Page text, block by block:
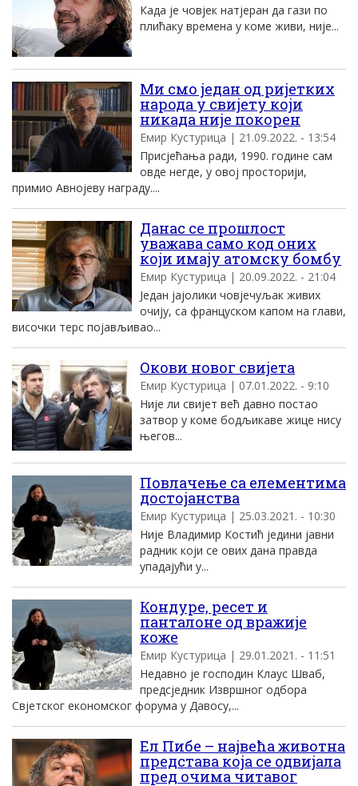
Када је човјек натјеран да гази по
плићаку времена у коме живи, није...
Ми смо један од ријетких
народа у свијету који
никада није покорен
Емир Кустурица | 21.09.2022. - 13:54
Присјећања ради, 1990. године сам
овде негде, у овој просторији,
примио Авнојеву награду....
Данас се прошлост
уважава само код оних
који имају атомску бомбу
Емир Кустурица | 20.09.2022. - 21:04
Један јајолики човјечуљак живих
очију, са француском капом на глави,
височки терс појављивао...
Окови новог свијета
Емир Кустурица | 07.01.2022. - 9:10
Није ли свијет већ давно постао
затвор у коме бодљикаве жице нису
његов...
Повлачење са елементима
достојанства
Емир Кустурица | 25.03.2021. - 10:30
Није Владимир Костић једини јавни
радник који се ових дана правда
упадајући у...
Кондуре, ресет и
панталоне од вражије
коже
Емир Кустурица | 29.01.2021. - 11:51
Недавно је господин Клаус Шваб,
предсједник Извршног одбора
Свјетског економског форума у Давосу,...
Ел Пибе – највећа животна
представа која се одвијала
пред очима читавог